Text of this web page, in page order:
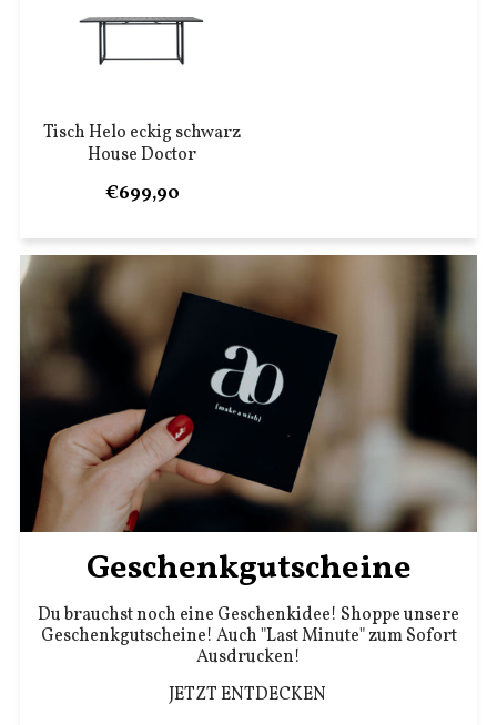
Tisch Helo eckig schwarz
House Doctor
€699,90
Geschenkgutscheine
Du brauchst noch eine Geschenkidee! Shoppe unsere
Geschenkgutscheine! Auch "Last Minute" zum Sofort
Ausdrucken!
JETZT ENTDECKEN